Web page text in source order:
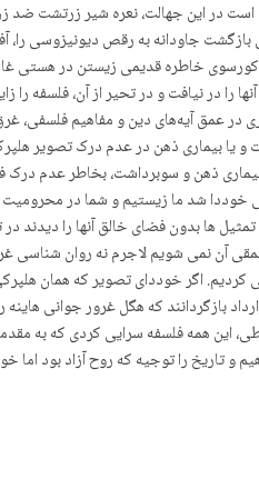
در این جهالت، نعره شیر زرتشت
جاودانه به رقص دیونیزوسی
کورسوی خاطره قدیمی زیستن در هستی
را در نیافت و در تحیر از آن، فلسفه
عمق آیەهای دین و مفاهیم فلسفی،
بیماری ذهن در عدم درک تصویر
بیماری ذهن و سوبرداشت، بخاطر عدم
خوددا شد ما زیستیم و شما در
ها بدون فضای خالق آنها را دیدند
آن نمی شویم لاجرم نه روان شناسی
اگر خوددای تصویر که همان
بازگردانند که هگل غرور جوانی
این همه فلسفه سرایی کردی که به
تاریخ را توجیه که روح آزاد بود اما